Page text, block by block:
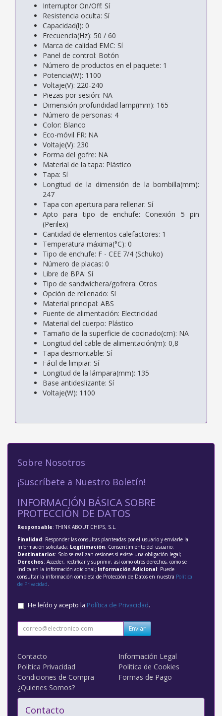
Interruptor On/Off: Sí
Resistencia oculta: Sí
Capacidad(l): 0
Frecuencia(Hz): 50 / 60
Marca de calidad EMC: Sí
Panel de control: Botón
Número de productos en el paquete: 1
Potencia(W): 1100
Voltaje(V): 220-240
Piezas por sesión: NA
Dimensión profundidad lamp(mm): 165
Número de personas: 4
Color: Blanco
Eco-móvil FR: NA
Voltaje(V): 230
Forma del gofre: NA
Material de la tapa: Plástico
Tapa: Sí
Longitud de la dimensión de la bombilla(mm):
247
Tapa con apertura para rellenar: Sí
Apto para tipo de enchufe: Conexión 5 pin
(Perilex)
Cantidad de elementos calefactores: 1
Temperatura máxima(°C): 0
Tipo de enchufe: F - CEE 7/4 (Schuko)
Número de placas: 0
Libre de BPA: Sí
Tipo de sandwichera/gofrera: Otros
Opción de rellenado: Sí
Material principal: ABS
Fuente de alimentación: Electricidad
Material del cuerpo: Plástico
Tamaño de la superficie de cocinado(cm): NA
Longitud del cable de alimentación(m): 0,8
Tapa desmontable: Sí
Fácil de limpiar: Sí
Longitud de la lámpara(mm): 135
Base antideslizante: Sí
Voltaje(W): 1100
Sobre Nosotros
¡Suscríbete a Nuestro Boletín!
INFORMACIÓN BÁSICA SOBRE
PROTECCIÓN DE DATOS
Responsable: THINK ABOUT CHIPS, S.L.
Finalidad: Responder las consultas planteadas por el usuario y enviarle la
información solicitada; Legitimación: Consentimiento del usuario;
Destinatarios: Solo se realizan cesiones si existe una obligación legal;
Derechos: Acceder, rectificar y suprimir, así como otros derechos, como se
indica en la información adicional; Información Adicional: Puede
consultar la información completa de Protección de Datos en nuestra Política
de Privacidad
He leído y acepto la Política de Privacidad.
Enviar
Contacto
Información Legal
Política Privacidad
Política de Cookies
Condiciones de Compra
Formas de Pago
¿Quienes Somos?
Contacto